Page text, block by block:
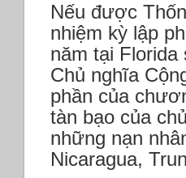
Nếu được
nhiệm kỳ lập
năm tại Florida
Chủ nghĩa
phần của
tàn bạo của
những nạn
Nicaragua,